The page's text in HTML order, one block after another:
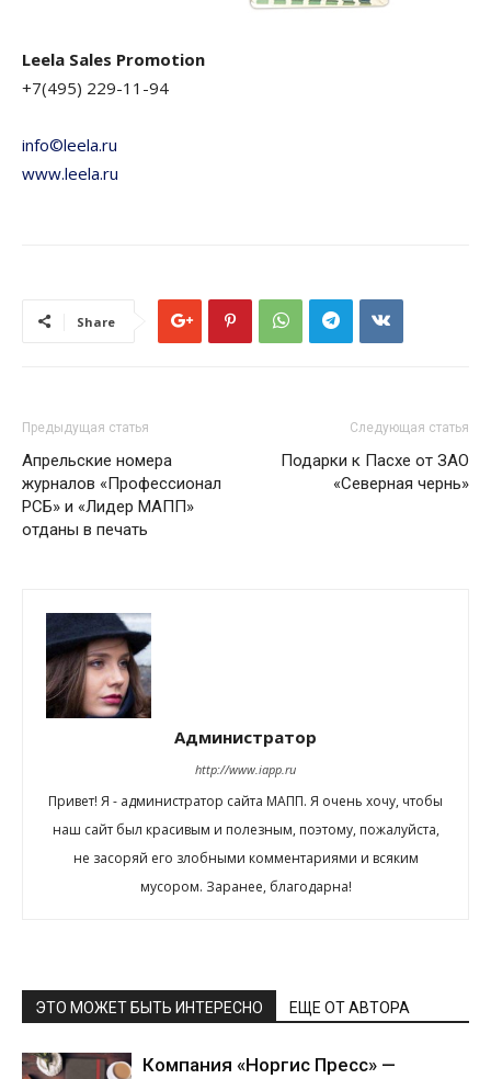
Leela Sales Promotion
+7(495) 229-11-94
info©leela.ru
www.leela.ru
Share
Предыдущая статья
Апрельские номера
журналов «Профессионал
РСБ» и «Лидер МАПП»
отданы в печать
Следующая статья
Подарки к Пасхе от ЗАО
«Северная чернь»
Администратор
http://www.iapp.ru
Привет! Я - администратор сайта МАПП. Я очень хочу, чтобы
наш сайт был красивым и полезным, поэтому, пожалуйста,
не засоряй его злобными комментариями и всяким
мусором. Заранее, благодарна!
ЭТО МОЖЕТ БЫТЬ ИНТЕРЕСНО ЕЩЕ ОТ АВТОРА
Компания «Норгис Пресс» —